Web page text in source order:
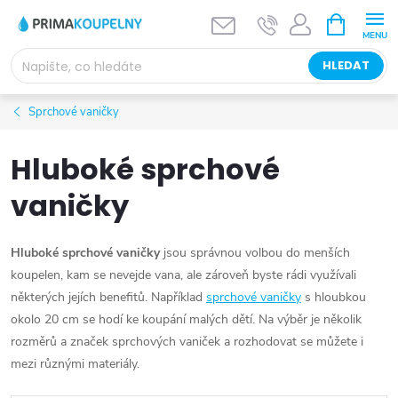
obsah
HLEDAT
NÁKUPNÍ
KOŠÍK
Sprchové vaničky
Hluboké sprchové
vaničky
Hluboké sprchové vaničkyjsou správnou volbou do menších
koupelen, kam se nevejde vana, ale zároveň byste rádi využívali
některých jejích benefitů. Například sprchové vaničky s hloubkou
okolo 20 cm se hodí ke koupání malých dětí. Na výběr je několik
rozměrů a značek sprchových vaniček a rozhodovat se můžete i
mezi různými materiály.